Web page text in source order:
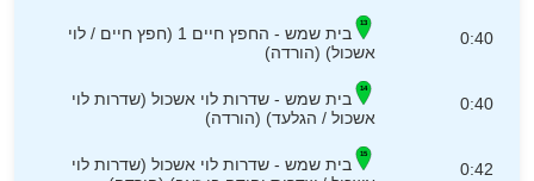
0:40
בית שמש - החפץ חיים 1 (חפץ חיים / לוי
אשכול) (הורדה)
0:40
בית שמש - שדרות לוי אשכול (שדרות לוי
אשכול / הגלעד) (הורדה)
0:42
בית שמש - שדרות לוי אשכול (שדרות לוי